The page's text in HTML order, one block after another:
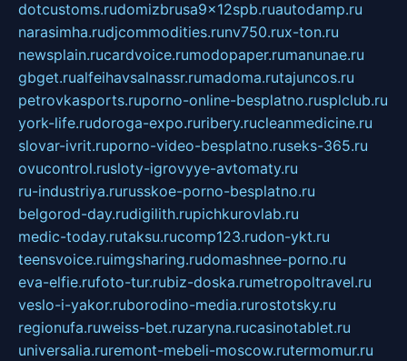
dotcustoms.rudomizbrusa9x12spb.ruautodamp.ru
narasimha.rudjcommodities.runv750.rux-ton.ru
newsplain.rucardvoice.rumodopaper.rumanunae.ru
gbget.rualfeihavsalnassr.rumadoma.rutajuncos.ru
petrovkasports.ruporno-online-besplatno.rusplclub.ru
york-life.rudoroga-expo.ruribery.rucleanmedicine.ru
slovar-ivrit.ruporno-video-besplatno.ruseks-365.ru
ovucontrol.rusloty-igrovyye-avtomaty.ru
ru-industriya.rurusskoe-porno-besplatno.ru
belgorod-day.rudigilith.rupichkurovlab.ru
medic-today.rutaksu.rucomp123.rudon-ykt.ru
teensvoice.ruimgsharing.rudomashnee-porno.ru
eva-elfie.rufoto-tur.rubiz-doska.rumetropoltravel.ru
veslo-i-yakor.ruborodino-media.rurostotsky.ru
regionufa.ruweiss-bet.ruzaryna.rucasinotablet.ru
universalia.ruremont-mebeli-moscow.rutermomur.ru